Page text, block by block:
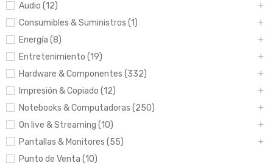
Audio (12)
Consumibles & Suministros (1)
Energía (8)
Entretenimiento (19)
Hardware & Componentes (332)
Impresión & Copiado (12)
Notebooks & Computadoras (250)
On live & Streaming (10)
Pantallas & Monitores (55)
Punto de Venta (10)